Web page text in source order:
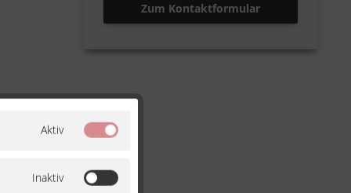
Zum Kontaktformular
Aktiv
Inaktiv